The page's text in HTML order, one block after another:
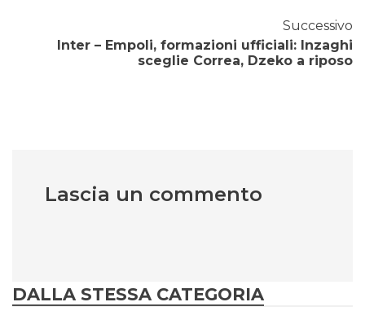
Successivo
Inter – Empoli, formazioni ufficiali: Inzaghi
sceglie Correa, Dzeko a riposo
Lascia un commento
DALLA STESSA CATEGORIA